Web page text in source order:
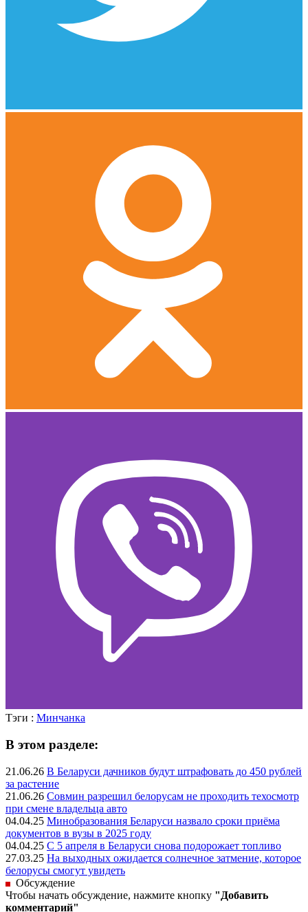
Тэги : Минчанка
В этом разделе:
21.06.26 В Беларуси дачников будут штрафовать до 450 рублей
за растение
21.06.26 Совмин разрешил белорусам не проходить техосмотр
при смене владельца авто
04.04.25 Минобразования Беларуси назвало сроки приёма
документов в вузы в 2025 году
04.04.25 С 5 апреля в Беларуси снова подорожает топливо
27.03.25 На выходных ожидается солнечное затмение, которое
белорусы смогут увидеть
Обсуждение
Чтобы начать обсуждение, нажмите кнопку "Добавить
комментарий"